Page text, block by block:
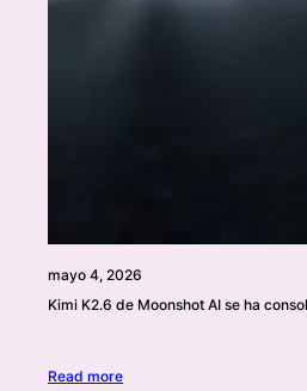
mayo 4, 2026
Kimi K2.6 de Moonshot AI se ha
Read more